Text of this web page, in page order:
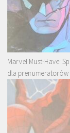
Marvel Must-Have:
dla prenumeratorów